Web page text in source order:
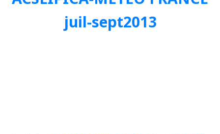
juil-sept2013